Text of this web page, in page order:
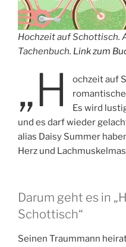
Hochzeit auf Schottisch.
Tachenbuch. Link zum
„H
ochzeit auf
Es wird
und es darf wieder
alias Daisy Summer
Herz und
Darum geht es in
Schottisch“
Seinen Traummann